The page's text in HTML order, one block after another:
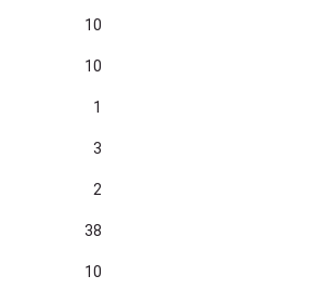
10
10
1
3
2
38
10